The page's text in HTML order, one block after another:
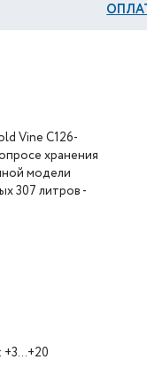
Vine C126-
хранения
модели
307 литров -